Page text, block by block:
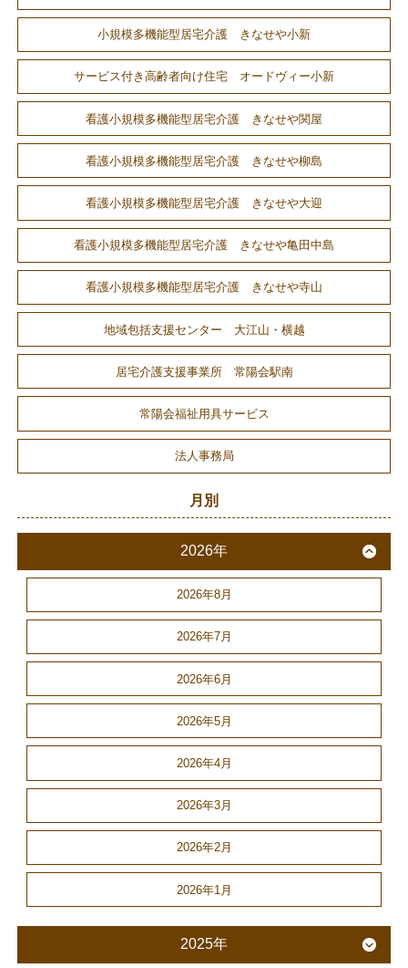
小規模多機能型居宅介護 きなせや小新
サービス付き高齢者向け住宅 オードヴィー小新
看護小規模多機能型居宅介護 きなせや関屋
看護小規模多機能型居宅介護 きなせや柳島
看護小規模多機能型居宅介護 きなせや大迎
看護小規模多機能型居宅介護 きなせや亀田中島
看護小規模多機能型居宅介護 きなせや寺山
地域包括支援センター 大江山・横越
居宅介護支援事業所 常陽会駅南
常陽会福祉用具サービス
法人事務局
月別
2026年
2026年8月
2026年7月
2026年6月
2026年5月
2026年4月
2026年3月
2026年2月
2026年1月
2025年